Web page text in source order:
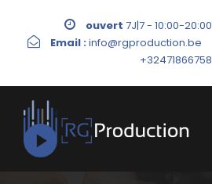
ouvert 7J|7 - 10:00-20:00
Email :info@rgproduction.be
+32471866758